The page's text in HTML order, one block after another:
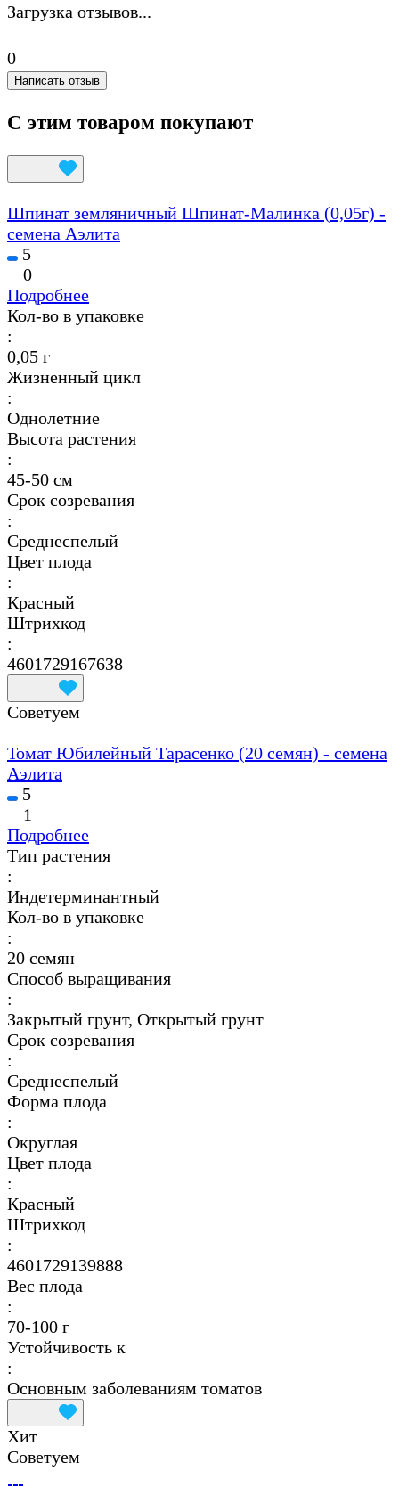
Загрузка отзывов...
0
Написать отзыв
С этим товаром покупают
Шпинат земляничный Шпинат-Малинка (0,05г) -
семена Аэлита
5
0
Подробнее
Кол-во в упаковке
:
0,05 г
Жизненный цикл
:
Однолетние
Высота растения
:
45-50 см
Срок созревания
:
Среднеспелый
Цвет плода
:
Красный
Штрихкод
:
4601729167638
Советуем
Томат Юбилейный Тарасенко (20 семян) - семена
Аэлита
5
1
Подробнее
Тип растения
:
Индетерминантный
Кол-во в упаковке
:
20 семян
Способ выращивания
:
Закрытый грунт, Открытый грунт
Срок созревания
:
Среднеспелый
Форма плода
:
Округлая
Цвет плода
:
Красный
Штрихкод
:
4601729139888
Вес плода
:
70-100 г
Устойчивость к
:
Основным заболеваниям томатов
Хит
Советуем